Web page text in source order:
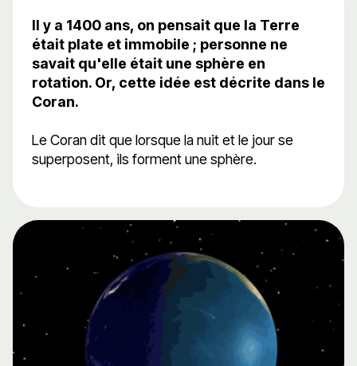
Il y a 1400 ans, on pensait que la Terre
était plate et immobile ; personne ne
savait qu'elle était une sphère en
rotation. Or, cette idée est décrite dans le
Coran.
Le Coran dit que lorsque la nuit et le jour se
superposent, ils forment une sphère.